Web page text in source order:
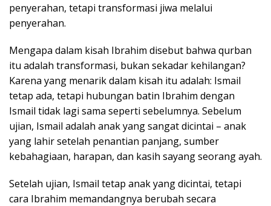
penyerahan, tetapi transformasi jiwa melalui
penyerahan.
Mengapa dalam kisah Ibrahim disebut bahwa qurban
itu adalah transformasi, bukan sekadar kehilangan?
Karena yang menarik dalam kisah itu adalah: Ismail
tetap ada, tetapi hubungan batin Ibrahim dengan
Ismail tidak lagi sama seperti sebelumnya. Sebelum
ujian, Ismail adalah anak yang sangat dicintai – anak
yang lahir setelah penantian panjang, sumber
kebahagiaan, harapan, dan kasih sayang seorang ayah.
Setelah ujian, Ismail tetap anak yang dicintai, tetapi
cara Ibrahim memandangnya berubah secara